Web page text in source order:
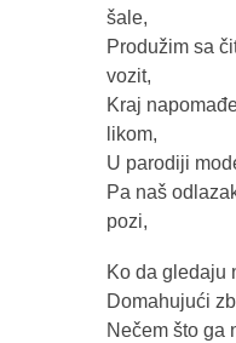
šale,
Produžim sa
vozit,
Kraj
likom,
U parodiji
Pa naš
pozi,
Ko da gledaju
Domahujući
Nečem što ga